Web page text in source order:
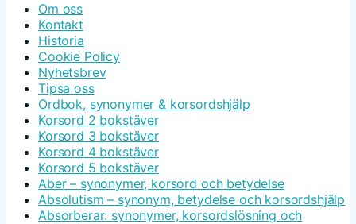
Om oss
Kontakt
Historia
Cookie Policy
Nyhetsbrev
Tipsa oss
Ordbok, synonymer & korsordshjälp
Korsord 2 bokstäver
Korsord 3 bokstäver
Korsord 4 bokstäver
Korsord 5 bokstäver
Aber – synonymer, korsord och betydelse
Absolutism – synonym, betydelse och korsordshjälp
Absorberar: synonymer, korsordslösning och